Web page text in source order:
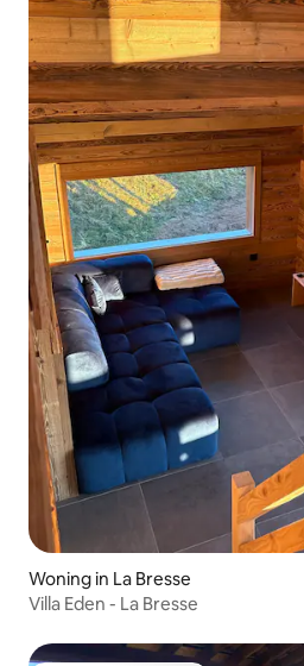
Woning in La Bresse
Villa Eden - La Bresse